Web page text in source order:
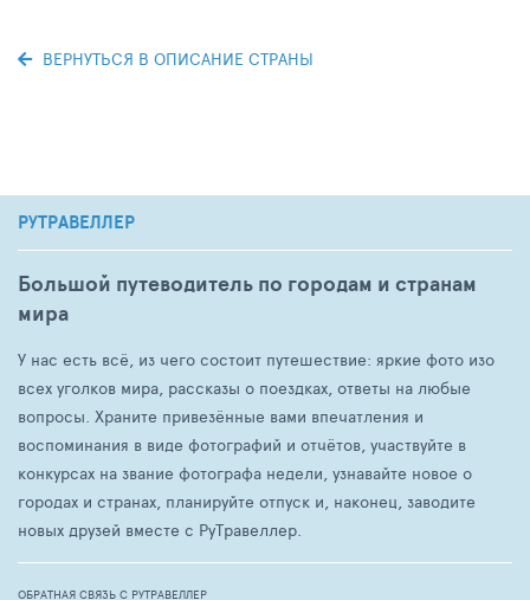
ВЕРНУТЬСЯ В ОПИСАНИЕ СТРАНЫ
РУТРАВЕЛЛЕР
Большой путеводитель по городам и странам
мира
У нас есть всё, из чего состоит путешествие: яркие фото изо
всех уголков мира, рассказы о поездках, ответы на любые
вопросы. Храните привезённые вами впечатления и
воспоминания в виде фотографий и отчётов, участвуйте в
конкурсах на звание фотографа недели, узнавайте новое о
городах и странах, планируйте отпуск и, наконец, заводите
новых друзей вместе с РуТравеллер.
ОБРАТНАЯ СВЯЗЬ С РУТРАВЕЛЛЕР